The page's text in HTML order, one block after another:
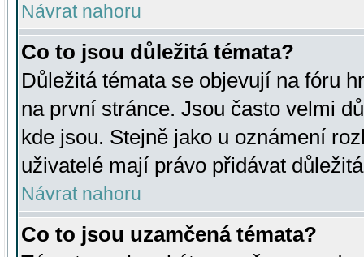
Návrat nahoru
Co to jsou důležitá témata?
Důležitá témata se objevují na fóru
na první stránce. Jsou často velmi
kde jsou. Stejně jako u oznámení
uživatelé mají právo přidávat
Návrat nahoru
Co to jsou uzamčená témata?